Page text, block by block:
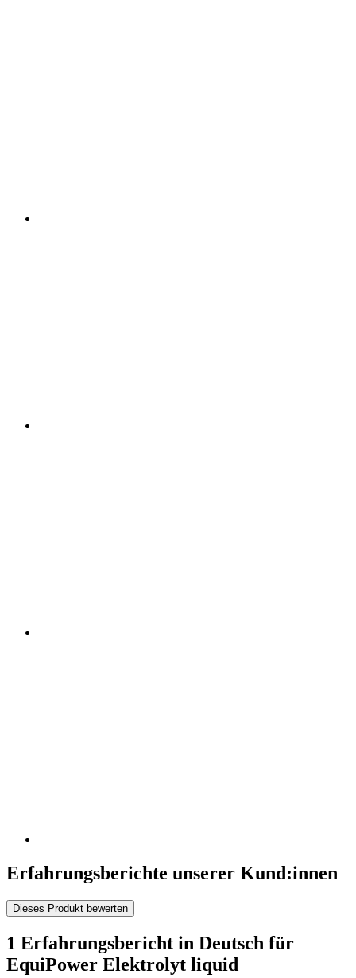
Erfahrungsberichte unserer Kund:innen
Dieses Produkt bewerten
1 Erfahrungsbericht in Deutsch für
EquiPower Elektrolyt liquid